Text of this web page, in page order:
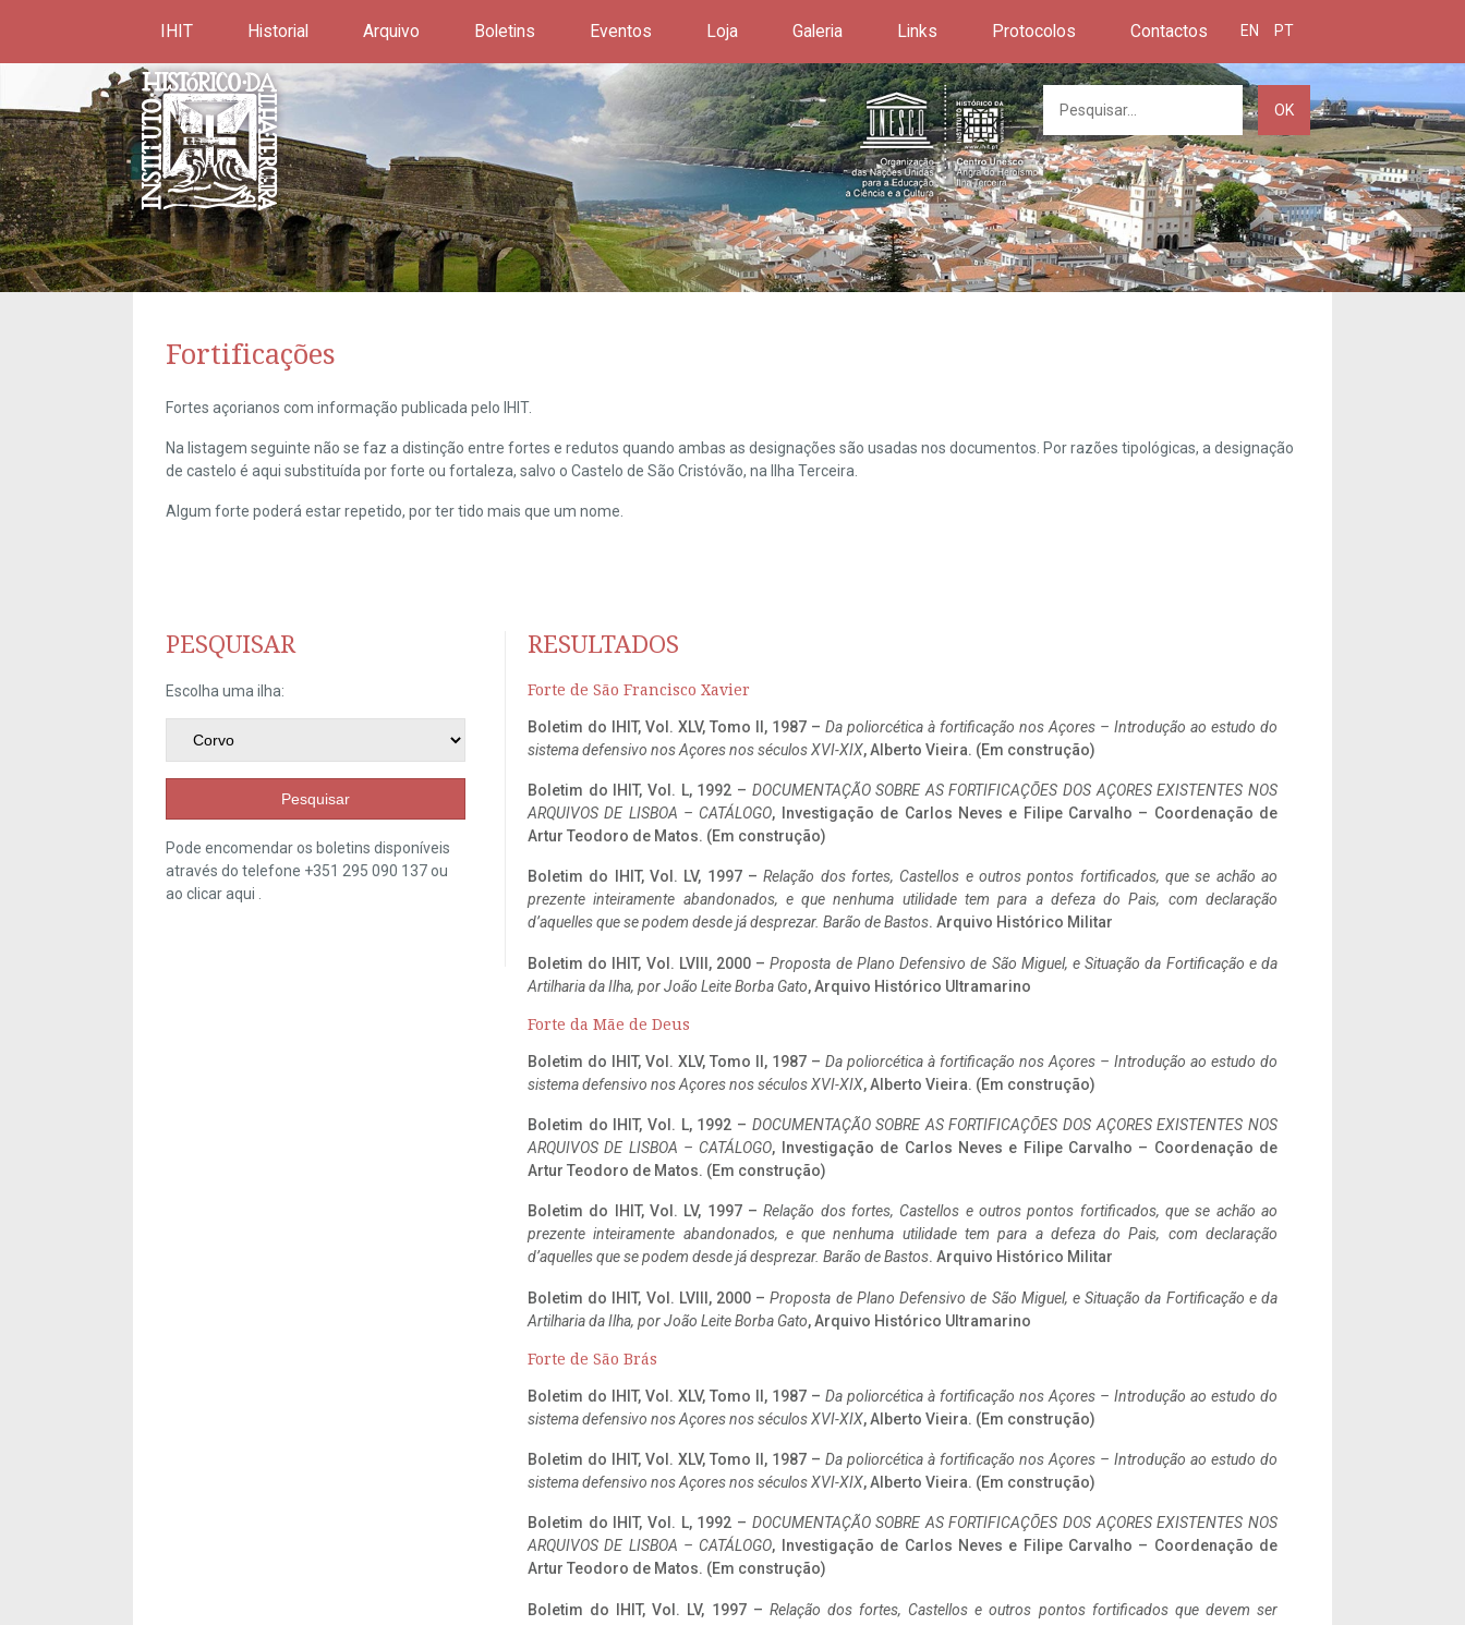
IHIT Historial Arquivo Boletins Eventos Loja Galeria Links Protocolos Contactos EN PT
OK
Fortificações
Fortes açorianos com informação publicada pelo IHIT.
Na listagem seguinte não se faz a distinção entre fortes e redutos quando ambas as designações são usadas nos documentos. Por razões tipológicas, a designação
de castelo é aqui substituída por forte ou fortaleza, salvo o Castelo de São Cristóvão, na Ilha Terceira.
Algum forte poderá estar repetido, por ter tido mais que um nome.
PESQUISAR
Escolha uma ilha:
Pesquisar
Pode encomendar os boletins disponíveis
através do telefone +351 295 090 137 ou
ao clicaraqui
RESULTADOS
Forte de São Francisco Xavier
Boletim do IHIT, Vol. XLV, Tomo II, 1987 – Da poliorcética à fortificação nos Açores – Introdução ao estudo do
sistema defensivo nos Açores nos séculos XVI-XIX, Alberto Vieira. (Em construção)
Boletim do IHIT, Vol. L, 1992 – DOCUMENTAÇÃO SOBRE AS FORTIFICAÇÕES DOS AÇORES EXISTENTES NOS
ARQUIVOS DE LISBOA – CATÁLOGO, Investigação de Carlos Neves e Filipe Carvalho – Coordenação de
Artur Teodoro de Matos. (Em construção)
Boletim do IHIT, Vol. LV, 1997 –Relação dos fortes, Castellos e outros pontos fortificados, que se achão ao
prezente inteiramente abandonados, e que nenhuma utilidade tem para a defeza do Pais, com declaração
d’aquelles que se podem desde já desprezar. Barão de Bastos. Arquivo Histórico Militar
Boletim do IHIT, Vol. LVIII, 2000 –Proposta de Plano Defensivo de São Miguel, e Situação da Fortificação e da
Artilharia da Ilha, por João Leite Borba Gato, Arquivo Histórico Ultramarino
Forte da Mãe de Deus
Boletim do IHIT, Vol. XLV, Tomo II, 1987 – Da poliorcética à fortificação nos Açores – Introdução ao estudo do
sistema defensivo nos Açores nos séculos XVI-XIX, Alberto Vieira. (Em construção)
Boletim do IHIT, Vol. L, 1992 – DOCUMENTAÇÃO SOBRE AS FORTIFICAÇÕES DOS AÇORES EXISTENTES NOS
ARQUIVOS DE LISBOA – CATÁLOGO, Investigação de Carlos Neves e Filipe Carvalho – Coordenação de
Artur Teodoro de Matos. (Em construção)
Boletim do IHIT, Vol. LV, 1997 –Relação dos fortes, Castellos e outros pontos fortificados, que se achão ao
prezente inteiramente abandonados, e que nenhuma utilidade tem para a defeza do Pais, com declaração
d’aquelles que se podem desde já desprezar. Barão de Bastos. Arquivo Histórico Militar
Boletim do IHIT, Vol. LVIII, 2000 –Proposta de Plano Defensivo de São Miguel, e Situação da Fortificação e da
Artilharia da Ilha, por João Leite Borba Gato, Arquivo Histórico Ultramarino
Forte de São Brás
Boletim do IHIT, Vol. XLV, Tomo II, 1987 – Da poliorcética à fortificação nos Açores – Introdução ao estudo do
sistema defensivo nos Açores nos séculos XVI-XIX, Alberto Vieira. (Em construção)
Boletim do IHIT, Vol. XLV, Tomo II, 1987 – Da poliorcética à fortificação nos Açores – Introdução ao estudo do
sistema defensivo nos Açores nos séculos XVI-XIX, Alberto Vieira. (Em construção)
Boletim do IHIT, Vol. L, 1992 – DOCUMENTAÇÃO SOBRE AS FORTIFICAÇÕES DOS AÇORES EXISTENTES NOS
ARQUIVOS DE LISBOA – CATÁLOGO, Investigação de Carlos Neves e Filipe Carvalho – Coordenação de
Artur Teodoro de Matos. (Em construção)
Boletim do IHIT, Vol. LV, 1997 – Relação dos fortes, Castellos e outros pontos fortificados que devem ser